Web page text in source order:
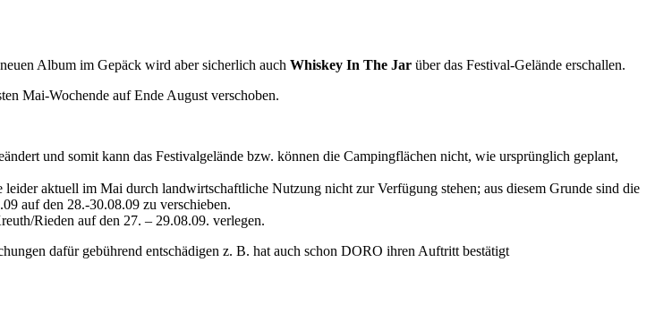
Album im Gepäck wird aber sicherlich auch Whiskey In The Jar über das Festival-Gelände erschallen.
Mai-Wochende auf Ende August verschoben.
und somit kann das Festivalgelände bzw. können die Campingflächen nicht, wie ursprünglich geplant,
aktuell im Mai durch landwirtschaftliche Nutzung nicht zur Verfügung stehen; aus diesem Grunde sind die
auf den 28.-30.08.09 zu verschieben.
Rieden auf den 27. – 29.08.09. verlegen.
dafür gebührend entschädigen z. B. hat auch schon DORO ihren Auftritt bestätigt